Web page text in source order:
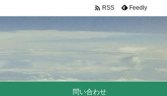
問い合わせ
 RSS Feedly